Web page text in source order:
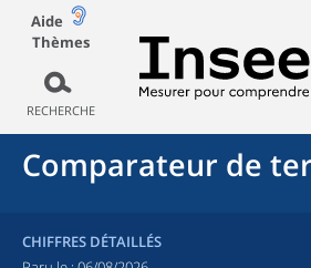
Aide
Thèmes
RECHERCHE
Comparateur de
CHIFFRES DÉTAILLÉS